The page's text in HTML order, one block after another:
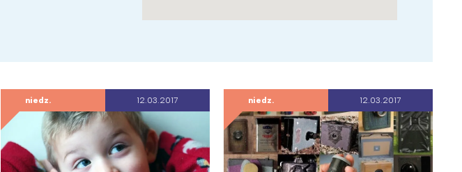
niedz. 12.03.2017 niedz. 12.03.2017